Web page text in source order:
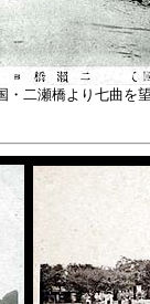
・二瀬橋より七曲を